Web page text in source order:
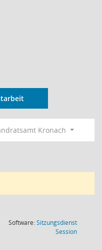
Kronach
Software:Sitzungsdienst
Session(Wird in